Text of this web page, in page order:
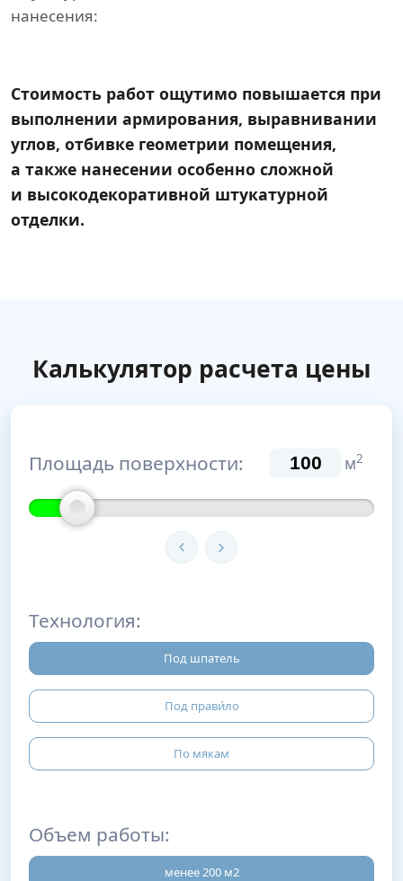
нанесения:
Стоимость работ ощутимо повышается при
выполнении армирования, выравнивании
углов, отбивке геометрии помещения,
а также нанесении особенно сложной
и высокодекоративной штукатурной
отделки.
Калькулятор расчета цены
Площадь поверхности: м2
Технология:
Под шпатель
Под прави́ло
По мякам
Объем работы:
менее 200 м2